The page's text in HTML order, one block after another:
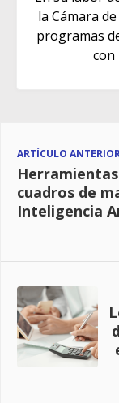
la Cámara
programas
con
ARTÍCULO
cuadros de
Inteligencia